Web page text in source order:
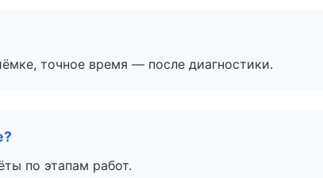
точное время — после диагностики.
по этапам работ.